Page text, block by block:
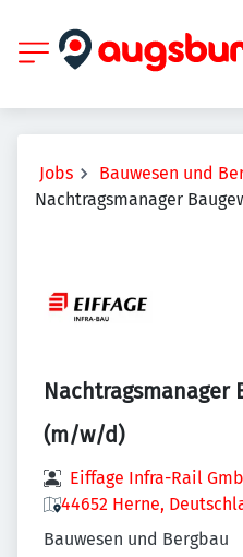
Jobs
Bauwesen und
Nachtragsmanager
Nachtragsmanager
(m/w/d)
Eiffage Infra-Rail
44652 Herne,
Bauwesen und Bergbau